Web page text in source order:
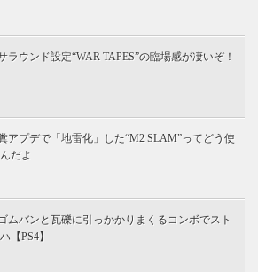
ラウンド設定“WAR TAPES”の臨場感が凄いぞ！
糞アプデで「地雷化」した“M2 SLAM”ってどう使
だよ
ゴムバンと瓦礫に引っかかりまくるコンボでスト
【PS4】